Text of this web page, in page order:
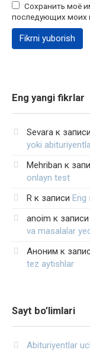
Сохранить моё
последующих моих
Eng yangi fikrlar
Sevara к записи
yoki
Mehriban к
onlayn test
R к записи Eng
anoim к записи
va masalalar
Аноним к
tez aytishlar
Sayt bo’limlari
Abituriyentlar